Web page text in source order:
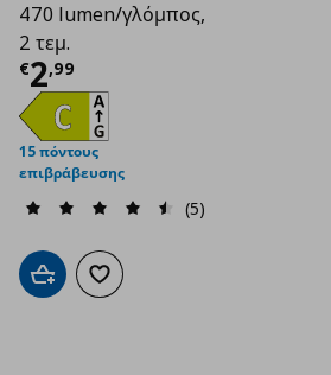
470 lumen/γλόμπος,
2 τεμ.
€2,99
Τρέχουσα τιμή
15 πόντους
επιβράβευσης
(5)
Προσθήκη στο καλάθι
Προσθήκη στα αγαπημένα